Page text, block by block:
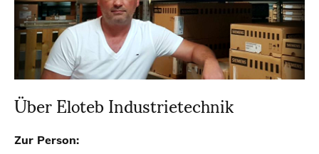
Über Eloteb Industrietechnik
Zur Person: